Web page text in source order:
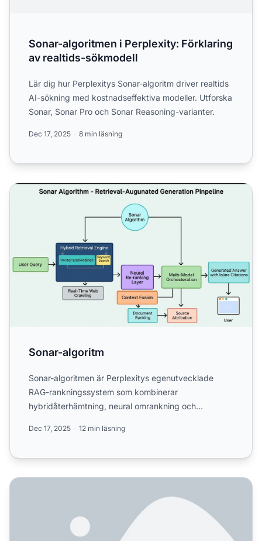
Sonar-algoritmen i Perplexity: Förklaring
av realtids-sökmodell
Lär dig hur Perplexitys Sonar-algoritm driver realtids
AI-sökning med kostnadseffektiva modeller. Utforska
Sonar, Sonar Pro och Sonar Reasoning-varianter.
Dec 17, 2025 8 min läsning
Sonar-algoritm
Sonar-algoritm
Sonar-algoritmen är Perplexitys egenutvecklade
RAG-rankningssystem som kombinerar
hybridåterhämtning, neural omrankning och
Dec 17, 2025 12 min läsning
Vad får Perplexity att citera vissa källor? Försöker förstå